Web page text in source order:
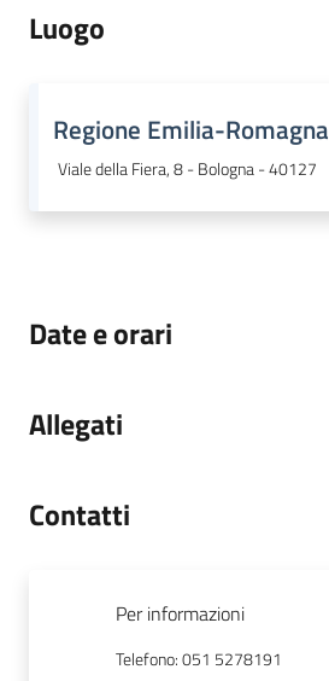
Luogo
Regione Emilia-Romagna
Viale della Fiera, 8 - Bologna - 40127
Date e orari
Allegati
Contatti
Per informazioni
Telefono:051 5278191